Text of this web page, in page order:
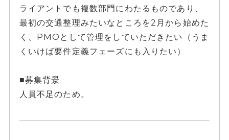
ライアントでも複数部門にわたるものであり、
最初の交通整理みたいなところを2月から始めた
く、PMOとして管理をしていただきたい（うま
くいけば要件定義フェーズにも入りたい）
■募集背景
人員不足のため。